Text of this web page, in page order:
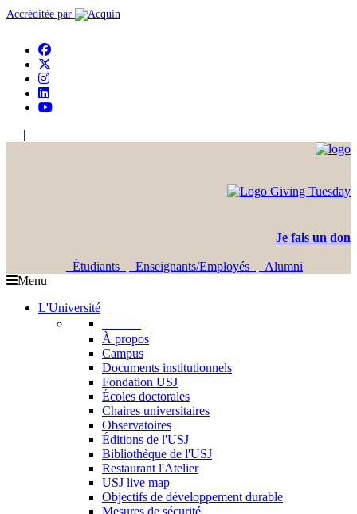
Accréditée par
|
Je fais un don
Étudiants Enseignants/Employés
Alumni
Menu
L'Université
À propos
Campus
Documents institutionnels
Fondation USJ
Écoles doctorales
Chaires universitaires
Observatoires
Éditions de l'USJ
Bibliothèque de l'USJ
Restaurant l'Atelier
USJ live map
Objectifs de développement durable
Mesures de sécurité